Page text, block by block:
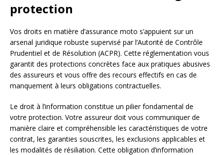
protection
Vos droits en matière d’assurance moto s’appuient sur un
arsenal juridique robuste supervisé par l’Autorité de Contrôle
Prudentiel et de Résolution (ACPR). Cette réglementation vous
garantit des protections concrètes face aux pratiques abusives
des assureurs et vous offre des recours effectifs en cas de
manquement à leurs obligations contractuelles.
Le droit à l’information constitue un pilier fondamental de
votre protection. Votre assureur doit vous communiquer de
manière claire et compréhensible les caractéristiques de votre
contrat, les garanties souscrites, les exclusions applicables et
les modalités de résiliation. Cette obligation d’information